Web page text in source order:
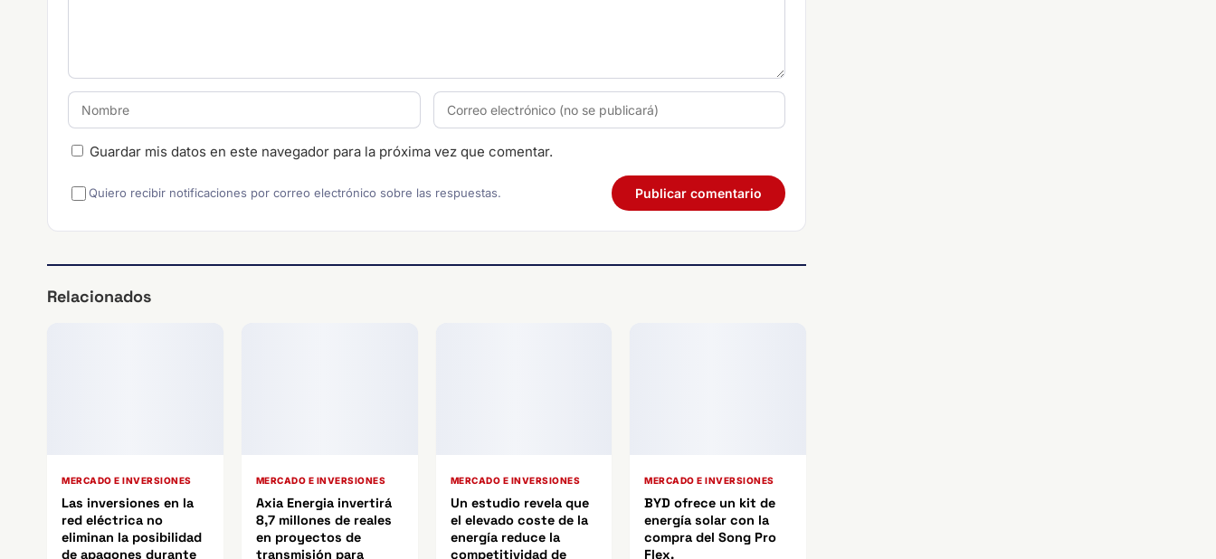
Guardar mis datos en este navegador para la próxima vez que comentar.
Quiero recibir notificaciones por correo electrónico sobre las respuestas.
Relacionados
MERCADO E INVERSIONES
Las inversiones en la
red eléctrica no
eliminan la posibilidad
de apagones durante
MERCADO E INVERSIONES
Axia Energia invertirá
8,7 millones de reales
en proyectos de
transmisión para
MERCADO E INVERSIONES
Un estudio revela que
el elevado coste de la
energía reduce la
competitividad de
MERCADO E INVERSIONES
BYD ofrece un kit de
energía solar con la
compra del Song Pro
Flex.